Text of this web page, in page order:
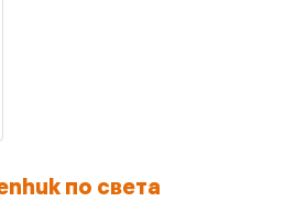
по света